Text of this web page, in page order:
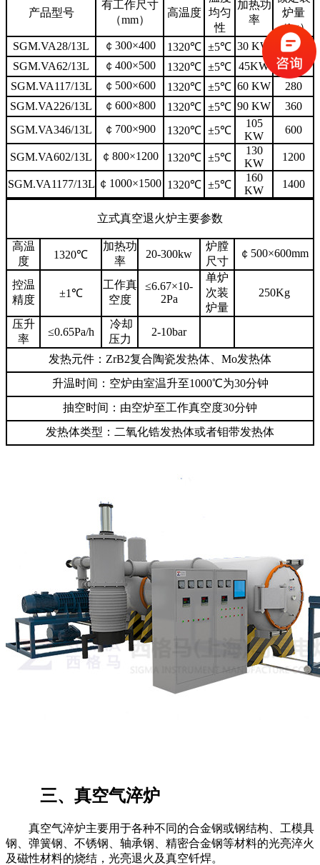
产品型号
有工作尺寸
（mm）
高温度
均匀
性
加热功
率
炉量
（kg）
SGM.VA28/13L
￠300×400 1320℃ ±5℃ 30 KW
65
SGM.VA62/13L
￠400×500 1320℃ ±5℃ 45KW
250
SGM.VA117/13L
￠500×600 1320℃ ±5℃ 60 KW
280
SGM.VA226/13L
￠600×800 1320℃ ±5℃ 90 KW
360
SGM.VA346/13L
￠700×900 1320℃ ±5℃
105
KW
600
SGM.VA602/13L ￠800×1200 1320℃ ±5℃
130
KW
1200
SGM.VA1177/13L ￠1000×1500 1320℃ ±5℃
160
KW
1400
立式真空退火炉主要参数
高温
度
1320℃
加热功
率
20-300kw
炉膛
尺寸
￠500×600mm
控温
精度
±1℃
工作真
空度
≤6.67×10-
2Pa
单炉
次装
炉量
250Kg
压升
率
≤0.65Pa/h
冷却
压力
2-10bar
发热元件：ZrB2复合陶瓷发热体、Mo发热体
升温时间：空炉由室温升至1000℃为30分钟
抽空时间：由空炉至工作真空度30分钟
发热体类型：二氧化锆发热体或者钼带发热体
三、真空气淬炉
真空气淬炉主要用于各种不同的合金钢或钢结构、工模具
钢、弹簧钢、不锈钢、轴承钢、精密合金钢等材料的光亮淬火
及磁性材料的烧结，光亮退火及真空钎焊。